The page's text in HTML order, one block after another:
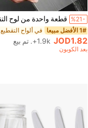
%21-
1# الأفضل مبيعا
JOD1.82 1.9k+. تم بيع
بعد الكوبون